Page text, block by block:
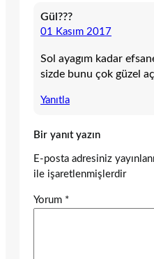
Gül???
01 Kasım 2017
Sol ayagım kadar
sizde bunu çok güzel
Yanıtla
Bir yanıt yazın
E-posta adresiniz
ile işaretlenmişlerdir
Yorum *